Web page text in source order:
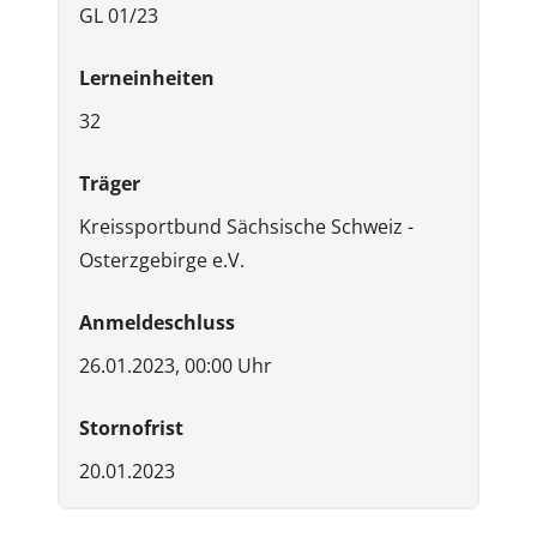
GL 01/23
Lerneinheiten
32
Träger
Kreissportbund Sächsische Schweiz -
Osterzgebirge e.V.
Anmeldeschluss
26.01.2023, 00:00 Uhr
Stornofrist
20.01.2023